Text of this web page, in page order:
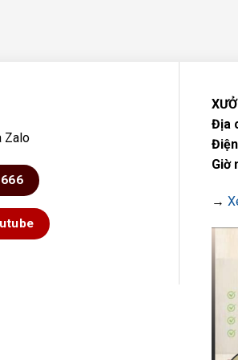
Zalo
Địa
Giờ
→